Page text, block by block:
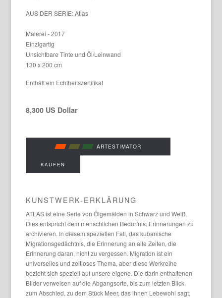
AUS DER SERIE: Atlas
Malerei - 2017
Einzigartig
Unsichtbare Tinte und Öl/Leinwand
130 x 200 cm
Enthält ein Echtheitszertifikat
8,300 US Dollar
ARTESTIMATOR
KAUFEN
KUNSTWERK-ERKLÄRUNG
ATLAS ist eine Serie von Ölgemälden in Schwarz und Weiß,
Dies entspricht dem menschlichen Bedürfnis, Erinnerungen zu
archivieren. In diesem speziellen Fall, das kubanische
Migrationsgedächtnis, die Erinnerung an alle Zeiten, die
Erinnerung daran, nicht zu vergessen. Migration ist ein
universelles und zeitloses Thema, aber diese Werkreihe
bezieht sich speziell auf unsere eigene. Die darin enthaltenen
Bilder verweisen auf die Abgangsorte, bis zum letzten Blick,
zum Abschied, zu dem Stück Meer, das ihnen Lebewohl sagt,